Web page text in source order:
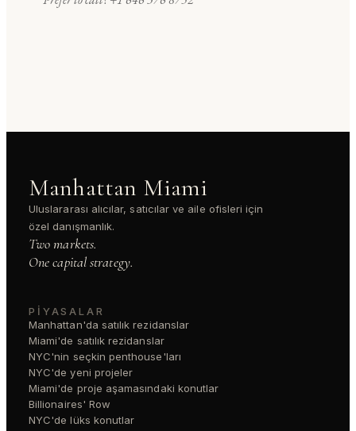
Manhattan Miami
Uluslararası alıcılar, satıcılar ve aile ofisleri için
özel danışmanlık.
Two markets.
One capital strategy.
PIYASALAR
Manhattan'da satılık rezidanslar
Miami'de satılık rezidanslar
NYC'nin seçkin penthouse'ları
NYC'de yeni projeler
Miami'de proje aşamasındaki konutlar
Billionaires' Row
NYC'de lüks konutlar